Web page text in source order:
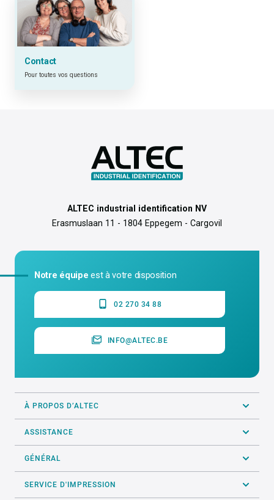
Contact
Pour toutes vos questions
ALTEC industrial identification NV
Erasmuslaan 11 - 1804 Eppegem - Cargovil
Notre équipe est à votre disposition
02 270 34 88
INFO@ALTEC.BE
À PROPOS D’ALTEC
ASSISTANCE
GÉNÉRAL
SERVICE D'IMPRESSION